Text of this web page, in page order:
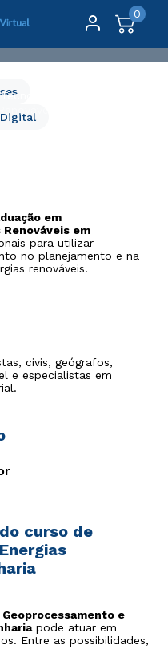
0
em Engenharia
em
Digital
em
em
para utilizar
no planejamento e na
renováveis.
civis, geógrafos,
e especialistas em
curso de
Geoprocessamento e
pode atuar em
Entre as possibilidades,